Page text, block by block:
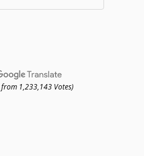
1,233,143 Votes)